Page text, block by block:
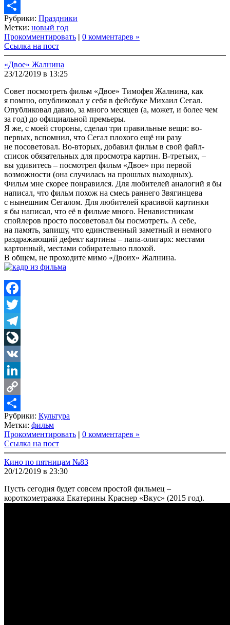
Copy
Link
Share
Рубрики: Праздники
Метки: новый год
Прокомментировать | 0 комментарев »
Ссылка на пост
«Двое» Жалнина
23/12/2019 в 13:25
Совет посмотреть фильм «Двое» Тимофея Жалнина, как
я помню, опубликовал у себя в фейсбуке Михаил Сегал.
Опубликовал давно, за много месяцев (а, может, и более чем
за год) до официальной премьеры.
Я же, с моей стороны, сделал три правильные вещи: во-
первых, вспомнил, что Сегал плохого ещё ни разу
не посоветовал. Во-вторых, добавил фильм в свой файл-
список обязательных для просмотра картин. В-третьих, –
вы удивитесь – посмотрел фильм «Двое» при первой
возможности (она случилась на прошлых выходных).
Фильм мне скорее понравился. Для любителей аналогий я бы
написал, что фильм похож на смесь раннего Звягинцева
с нынешним Сегалом. Для любителей красивой картинки
я бы написал, что её в фильме много. Ненавистникам
спойлеров просто посоветовал бы посмотреть. А себе,
на память, запишу, что единственный заметный и немного
раздражающий дефект картины – папа-олигарх: местами
картонный, местами собирательно плохой.
В общем, не проходите мимо «Двоих» Жалнина.
Facebook
Twitter
Telegram
LiveJournal
VK
LinkedIn
Copy
Link
Share
Рубрики: Культура
Метки: фильм
Прокомментировать | 0 комментарев »
Ссылка на пост
Кино по пятницам №83
20/12/2019 в 23:30
Пусть сегодня будет совсем простой фильмец –
короткометражка Екатерины Краснер «Вкус» (2015 год).